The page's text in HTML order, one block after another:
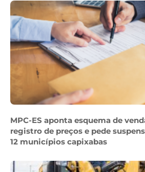
MPC-ES aponta esquema de
registro de preços e pede
12 municípios capixabas